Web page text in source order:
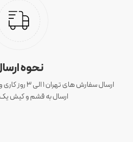
نحوه
ارسال به قشم و کیش